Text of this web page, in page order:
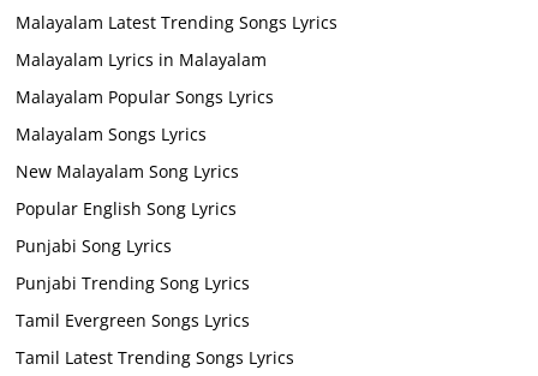
Malayalam Latest Trending Songs Lyrics
Malayalam Lyrics in Malayalam
Malayalam Popular Songs Lyrics
Malayalam Songs Lyrics
New Malayalam Song Lyrics
Popular English Song Lyrics
Punjabi Song Lyrics
Punjabi Trending Song Lyrics
Tamil Evergreen Songs Lyrics
Tamil Latest Trending Songs Lyrics